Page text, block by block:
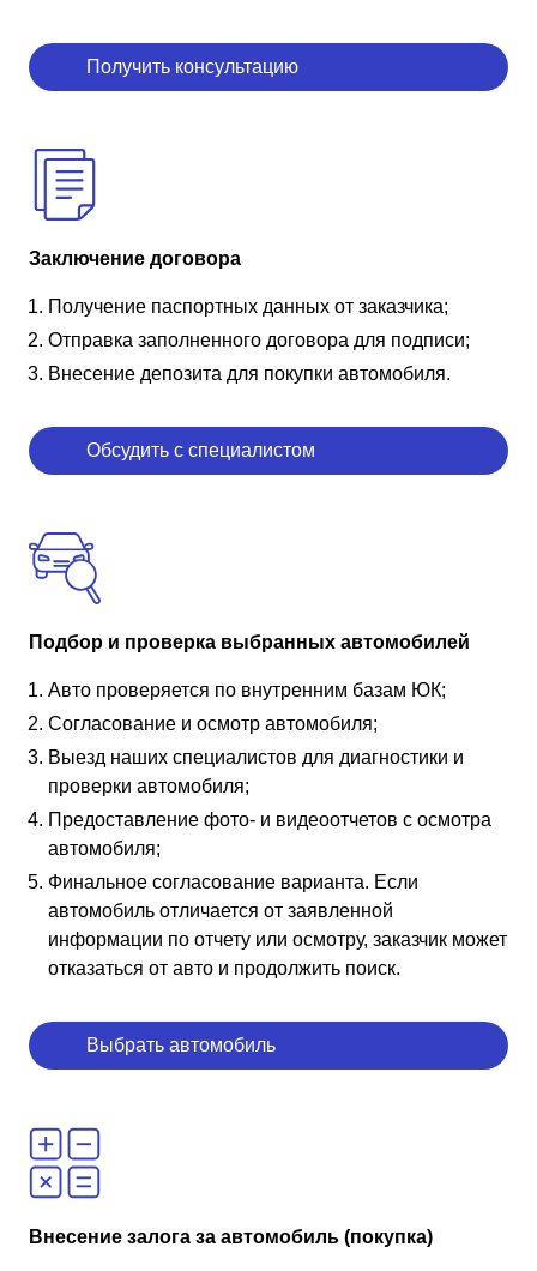
Получить консультацию
Заключение договора
Получение паспортных данных от заказчика;
Отправка заполненного договора для подписи;
Внесение депозита для покупки автомобиля.
Обсудить с специалистом
Подбор и проверка выбранных автомобилей
Авто проверяется по внутренним базам ЮК;
Согласование и осмотр автомобиля;
Выезд наших специалистов для диагностики и
проверки автомобиля;
Предоставление фото- и видеоотчетов с осмотра
автомобиля;
Финальное согласование варианта. Если
автомобиль отличается от заявленной
информации по отчету или осмотру, заказчик может
отказаться от авто и продолжить поиск.
Выбрать автомобиль
Внесение залога за автомобиль (покупка)